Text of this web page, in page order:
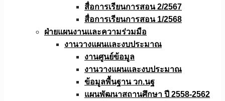
สื่อการเรียนการสอน 2/2567
สื่อการเรียนการสอน 1/2568
ฝ่ายแผนงานเเละความร่วมมือ
งานวางแผนเเละงบประมาณ
งานศูนย์ข้อมูล
งานวางแผนและงบประมาณ
ข้อมูลพื้นฐาน วก.นฐ
แผนพัฒนาสถานศึกษา ปี 2558-2562